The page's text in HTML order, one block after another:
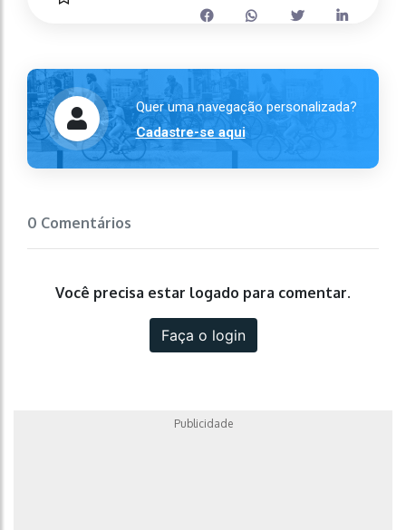
Quer uma navegação personalizada?
Cadastre-se aqui
0 Comentários
Você precisa estar logado para comentar.
Faça o login
Publicidade